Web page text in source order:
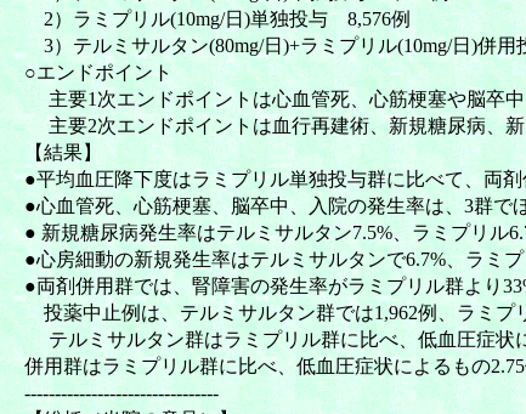
2）ラミプリル(10mg/日)単独投与 8,576例
3）テルミサルタン(80mg/日)+ラミプリル(10mg/日)併
○エンドポイント
主要1次エンドポイントは心血管死、心筋梗塞や脳卒
主要2次エンドポイントは血行再建術、新規糖尿病、
【結果】
●平均血圧降下度はラミプリル単独投与群に比べて、両
●心血管死、心筋梗塞、脳卒中、入院の発生率は、3群で
● 新規糖尿病発生率はテルミサルタン7.5%、ラミプリル
●心房細動の新規発生率はテルミサルタンで6.7%、ラミ
●両剤併用群では、腎障害の発生率がラミプリル群より
投薬中止例は、テルミサルタン群では1,962例、ラミプ
テルミサルタン群はラミプリル群に比べ、低血圧症状
併用群はラミプリル群に比べ、低血圧症状によるもの
--------------------------------